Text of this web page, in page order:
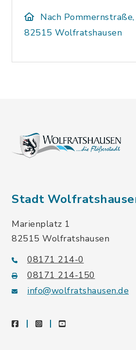
Nach
82515 Wolfratshausen
Stadt
Marienplatz 1
82515 Wolfratshausen
08171 214-0
08171 214-150
info@wolfratshausen.de
facebookinstagramyoutube